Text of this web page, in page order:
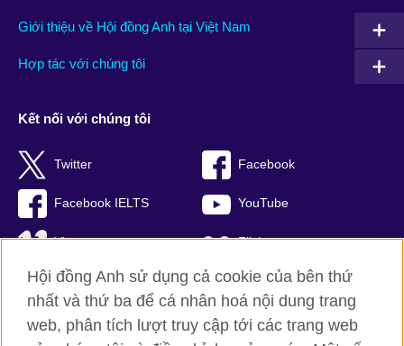
Giới thiệu về Hội đồng Anh tại Việt Nam
Hợp tác với chúng tôi
Kết nối với chúng tôi
Twitter Facebook
Facebook IELTS YouTube
Vimeo Flickr
RSS TikTok
Hội đồng Anh sử dụng cả cookie của bên thứ
nhất và thứ ba để cá nhân hoá nội dung trang
web, phân tích lượt truy cập tới các trang web